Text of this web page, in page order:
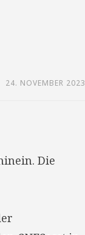
24. NOVEMBER 2023
Die